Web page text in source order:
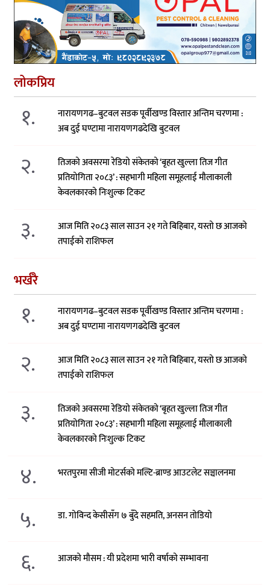
लोकप्रिय
१.
नारायणगढ–बुटवल सडक पूर्वीखण्ड विस्तार अन्तिम चरणमा :
अब दुई घण्टामा नारायणगढदेखि बुटवल
२.
तिजको अवसरमा रेडियो संकेतको ‘बृहत खुल्ला तिज गीत
प्रतियोगिता २०८३’ : सहभागी महिला समूहलाई मौलाकाली
केवलकारको निःशुल्क टिकट
३.
आज मिति २०८३ साल साउन २१ गते बिहिबार, यस्तो छ आजको
तपाईको राशिफल
भर्खरै
१.
नारायणगढ–बुटवल सडक पूर्वीखण्ड विस्तार अन्तिम चरणमा :
अब दुई घण्टामा नारायणगढदेखि बुटवल
२.
आज मिति २०८३ साल साउन २१ गते बिहिबार, यस्तो छ आजको
तपाईको राशिफल
३.
तिजको अवसरमा रेडियो संकेतको ‘बृहत खुल्ला तिज गीत
प्रतियोगिता २०८३’ : सहभागी महिला समूहलाई मौलाकाली
केवलकारको निःशुल्क टिकट
४. भरतपुरमा सीजी मोटर्सको मल्टि-ब्राण्ड आउटलेट सञ्चालनमा
५. डा. गोविन्द केसीसँग ७ बुँदे सहमति, अनसन तोडियो
६. आजको मौसम : यी प्रदेशमा भारी वर्षाको सम्भावना